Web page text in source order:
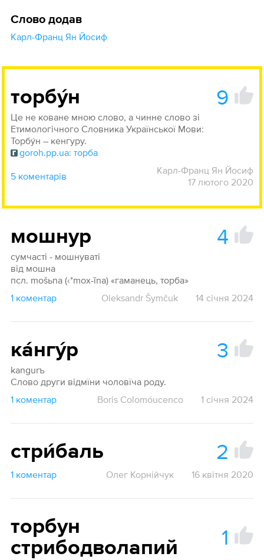
Слово додав
Карл-Франц Ян Йосиф
торбу́н 9
Це не коване мною слово, а чинне слово зі
Етимологічного Словника Української Мови:
Торбу́н – кенгуру.
goroh.pp.ua: торба
5 коментарів
Карл-Франц Ян Йосиф
17 лютого 2020
мошнур 4
сумчасті - мошнуваті
від мошна
псл. mošьna (‹*mox-ĭna) «гаманець, торба»
1 коментар
Oleksandr Šymčuk 14 січня 2024
ка́нгу́р 3
kangurъ
Слово други відмїни чоловїча роду.
1 коментар
Boris Colomóucenco 1 січня 2024
стри́баль 2
1 коментар Олег Корнійчук 16 квітня 2020
торбун
стрибодволапий
1